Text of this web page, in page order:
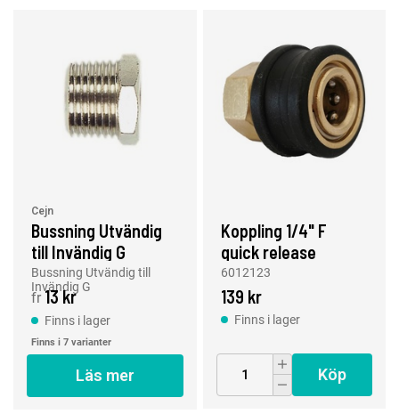
Cejn
Bussning Utvändig
till Invändig G
Bussning Utvändig till
Invändig G
fr 13 kr
Finns i lager
Finns i 7 varianter
Läs mer
Koppling 1/4" F
quick release
6012123
139 kr
Finns i lager
Köp